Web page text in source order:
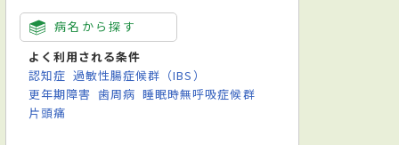
病名から探す
よく利用される条件
認知症 過敏性腸症候群（IBS）
更年期障害 歯周病 睡眠時無呼吸症候群
片頭痛